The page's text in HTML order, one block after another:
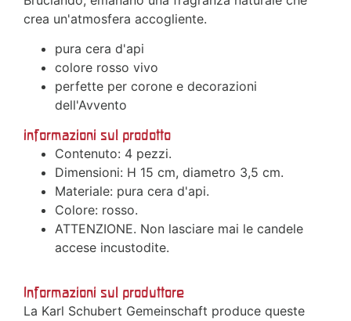
crea un'atmosfera accogliente.
pura cera d'api
colore rosso vivo
perfette per corone e decorazioni
dell'Avvento
informazioni sul prodotto
Contenuto: 4 pezzi.
Dimensioni: H 15 cm, diametro 3,5 cm.
Materiale: pura cera d'api.
Colore: rosso.
ATTENZIONE. Non lasciare mai le candele
accese incustodite.
Informazioni sul produttore
La Karl Schubert Gemeinschaft produce queste